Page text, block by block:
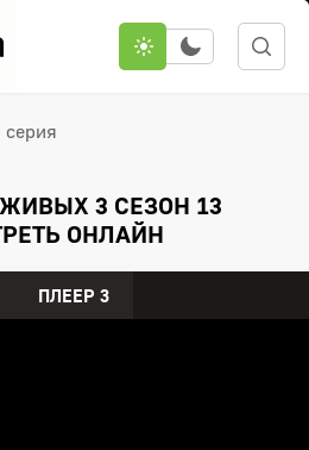
серия
3 СЕЗОН 13
ОНЛАЙН
ПЛЕЕР 3